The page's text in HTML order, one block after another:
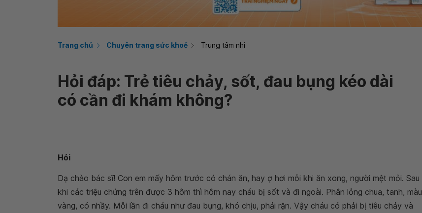
Trang chủ Chuyên trang sức khoẻ Trung tâm nhi
Hỏi đáp: Trẻ tiêu chảy, sốt, đau bụng kéo dài
có cần đi khám không?
Hỏi
Dạ chào bác sĩ! Con em mấy hôm trước có chán ăn, hay ợ hơi mỗi khi ăn xong, người mệt mỏi. Sau
khi các triệu chứng trên được 3 hôm thì hôm nay cháu bị sốt và đi ngoài. Phân lỏng chua, tanh, màu
vàng, có nhầy. Mỗi lần đi cháu như đau bụng, khó chịu, phải rặn. Vậy cháu có phải bị tiêu chảy và